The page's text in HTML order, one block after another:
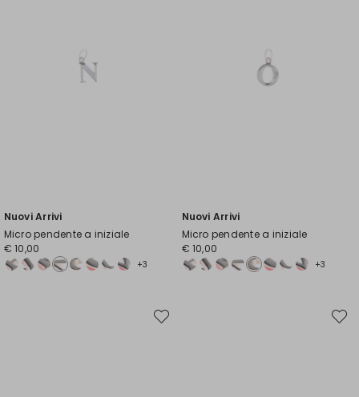
Nuovi Arrivi
Micro pendente a iniziale
€ 10,00
+3
Nuovi Arrivi
Micro pendente a iniziale
€ 10,00
+3
Sposta